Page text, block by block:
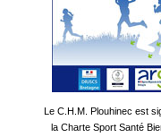
Le C.H.M. Plouhinec est
la Charte Sport Santé